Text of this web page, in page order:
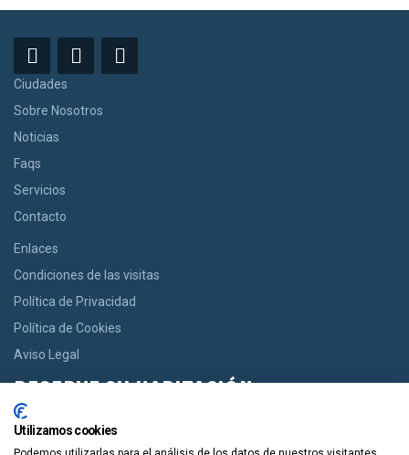
Ciudades
Sobre Nosotros
Noticias
Faqs
Servicios
Contacto
Enlaces
Condiciones de las visitas
Política de Privacidad
Política de Cookies
Aviso Legal
RESERVE SU HABITACIÓN
Si usted desea una habitación le ofrecemos la opción de reservar
desde casas acogedoras hasta modernos apartamentos de
Utilizamos cookies